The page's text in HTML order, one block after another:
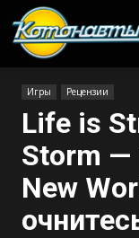
Игры Рецензии
Life is
Storm —
New